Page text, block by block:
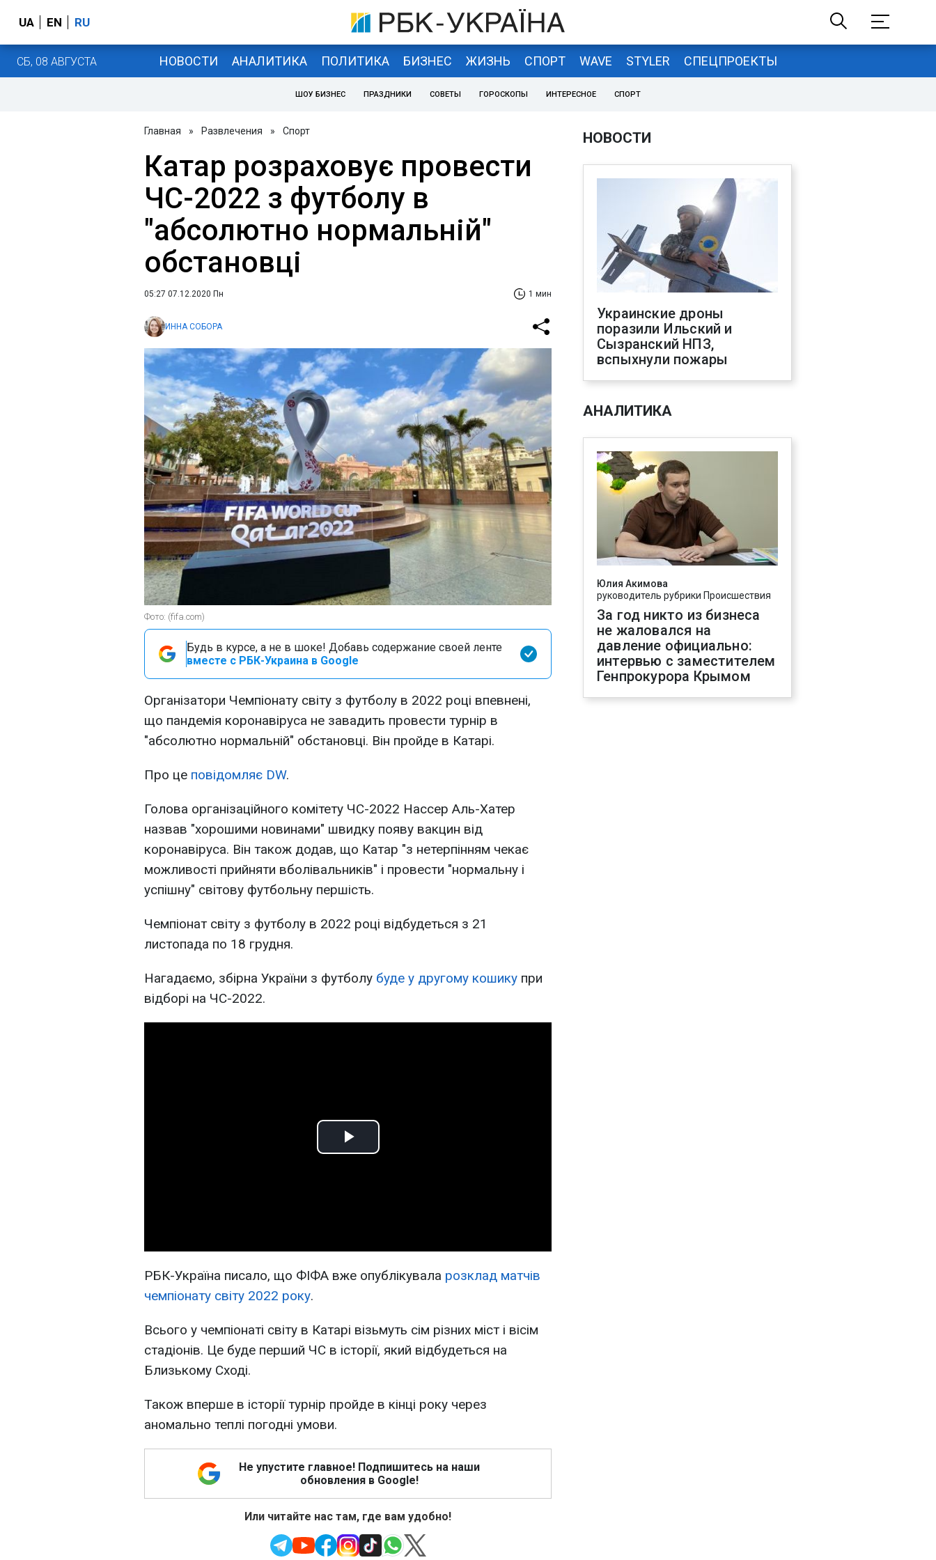
UA EN RU
СБ, 08 АВГУСТА НОВОСТИ АНАЛИТИКА ПОЛИТИКА БИЗНЕС ЖИЗНЬ СПОРТ WAVE STYLER СПЕЦПРОЕКТЫ
ШОУ БИЗНЕС ПРАЗДНИКИ СОВЕТЫ ГОРОСКОПЫ ИНТЕРЕСНОЕ СПОРТ
Главная » Развлечения » Спорт
Катар розраховує провести
ЧС-2022 з футболу в
"абсолютно нормальній"
обстановці
05:27 07.12.2020 Пн 1 мин
ИННА СОБОРА
Фото: (fifa.com)
Будь в курсе, а не в шоке! Добавь содержание своей ленте
вместе с РБК-Украина в Google
Організатори Чемпіонату світу з футболу в 2022 році впевнені,
що пандемія коронавіруса не завадить провести турнір в
"абсолютно нормальній" обстановці. Він пройде в Катарі.
Про це повідомляє DW.
Голова організаційного комітету ЧС-2022 Нассер Аль-Хатер
назвав "хорошими новинами" швидку появу вакцин від
коронавіруса. Він також додав, що Катар "з нетерпінням чекає
можливості прийняти вболівальників" і провести "нормальну і
успішну" світову футбольну першість.
Чемпіонат світу з футболу в 2022 році відбудеться з 21
листопада по 18 грудня.
Нагадаємо, збірна України з футболу буде у другому кошику при
відборі на ЧС-2022.
Play
РБК-Україна писало, що ФІФА вже опублікувала розклад матчів
чемпіонату світу 2022 року.
Всього у чемпіонаті світу в Катарі візьмуть сім різних міст і вісім
стадіонів. Це буде перший ЧС в історії, який відбудеться на
Близькому Сході.
Також вперше в історії турнір пройде в кінці року через
аномально теплі погодні умови.
Не упустите главное! Подпишитесь на наши
обновления в Google!
Или читайте нас там, где вам удобно!
НОВОСТИ
Украинские дроны
поразили Ильский и
Сызранский НПЗ,
вспыхнули пожары
АНАЛИТИКА
Юлия Акимова
руководитель рубрики Происшествия
За год никто из бизнеса
не жаловался на
давление официально:
интервью с заместителем
Генпрокурора Крымом